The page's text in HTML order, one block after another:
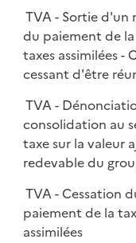
TVA - Sortie
du paiement de
taxes assimilées
cessant d'être
TVA -
consolidation au
taxe sur la valeur
redevable du
TVA - Cessation
paiement de la
assimilées